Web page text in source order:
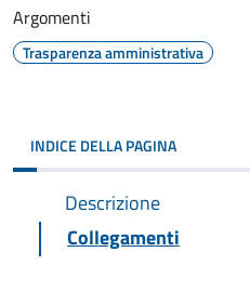
Argomenti
Trasparenza amministrativa
INDICE DELLA PAGINA
Descrizione
Collegamenti